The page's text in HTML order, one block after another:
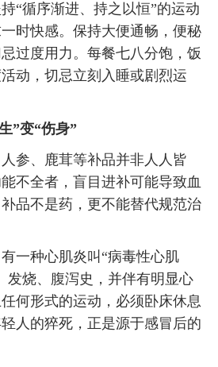
“循序渐进、持之以恒”的运动
时快感。保持大便通畅，便秘
过度用力。每餐七八分饱，饭
动，切忌立刻入睡或剧烈运
”变“伤身”
参、鹿茸等补品并非人人皆
不全者，盲目进补可能导致血
品不是药，更不能替代规范治
一种心肌炎叫“病毒性心肌
发烧、腹泻史，并伴有明显心
何形式的运动，必须卧床休息
人的猝死，正是源于感冒后的